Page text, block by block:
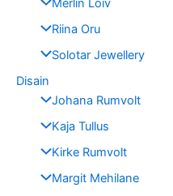
Merlin Lõiv
Riina Oru
Solotar Jewellery
Disain
Johana Rumvolt
Kaja Tullus
Kirke Rumvolt
Margit Mehilane